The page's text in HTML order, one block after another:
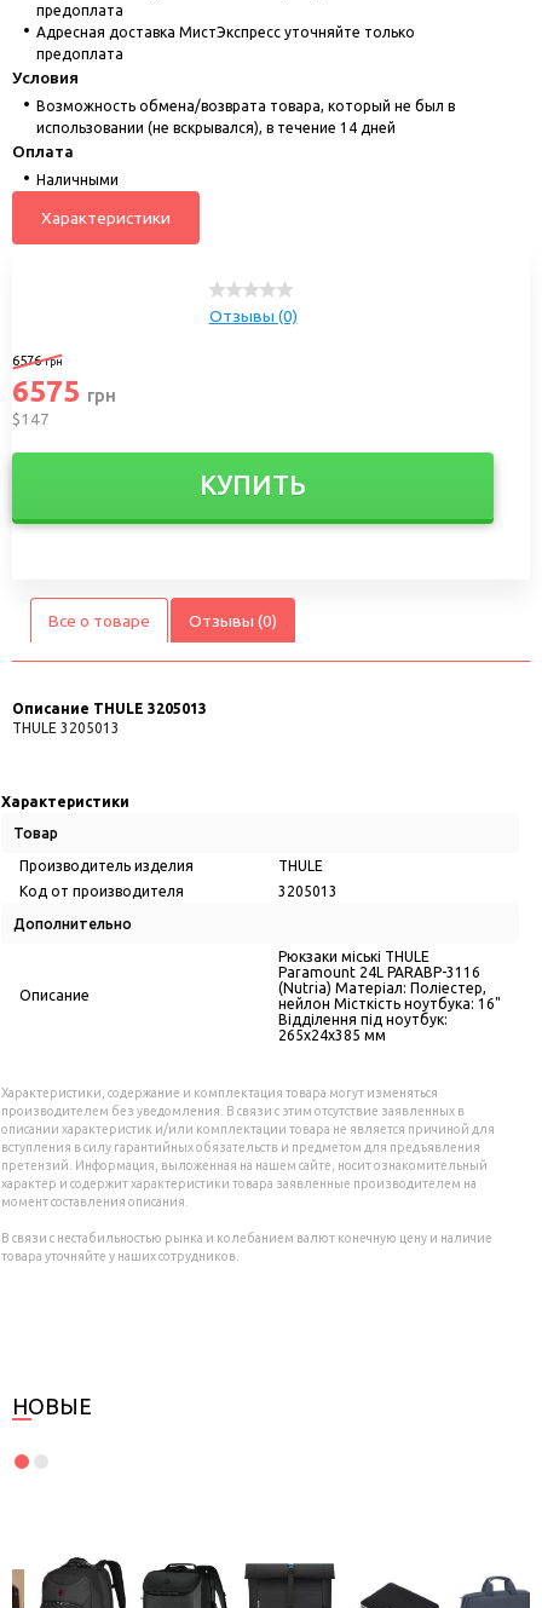
предоплата
Адресная доставка МистЭкспресс уточняйте только
предоплата
Условия
Возможность обмена/возврата товара, который не был в
использовании (не вскрывался), в течение 14 дней
Оплата
Наличными
Характеристики
Отзывы (0)
6576грн
6575 грн
$147
КУПИТЬ
Все о товаре Отзывы (0)
Описание THULE 3205013
THULE 3205013
Характеристики
Товар
Производитель изделия
THULE
Код от производителя
3205013
Дополнительно
Описание
Рюкзаки міські THULE
Paramount 24L PARABP-3116
(Nutria) Матеріал: Поліестер,
нейлон Місткість ноутбука: 16"
Відділення під ноутбук:
265х24х385 мм
Характеристики, содержание и комплектация товара могут изменяться
производителем без уведомления. В связи с этим отсутствие заявленных в
описании характеристик и/или комплектации товара не является причиной для
вступления в силу гарантийных обязательств и предметом для предъявления
претензий. Информация, выложенная на нашем сайте, носит ознакомительный
характер и содержит характеристики товара заявленные производителем на
момент составления описания.
В связи с нестабильностью рынка и колебанием валют конечную цену и наличие
товара уточняйте у наших сотрудников.
НОВЫЕ